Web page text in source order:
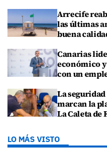
Arrecife
las últimas
buena
Canarias
económico
con un
La
marcan la
La Caleta de
LO MÁS VISTO